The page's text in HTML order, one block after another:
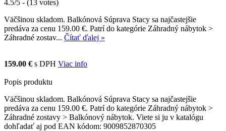
4.5/5 - (13 votes)
Väčšinou skladom. Balkónová Súprava Stacy sa najčastejšie
predáva za cenu 159.00 €. Patrí do kategórie Záhradný nábytok >
Záhradné zostav... Čítať ďalej »
159.00 € s DPH Viac info
Popis produktu
Väčšinou skladom. Balkónová Súprava Stacy sa najčastejšie
predáva za cenu 159.00 €. Patrí do kategórie Záhradný nábytok >
Záhradné zostavy > Balkónový nábytok. Viete si ju v katalógu
dohľadať aj pod EAN kódom: 9009852870305